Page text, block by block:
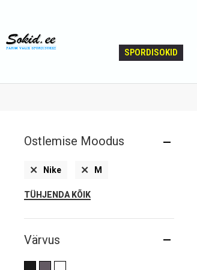
SPORDISOKID
Ostlemise Moodus
Nike
Eemalda
M
Eemalda
TÜHJENDA KÕIK
Värvus